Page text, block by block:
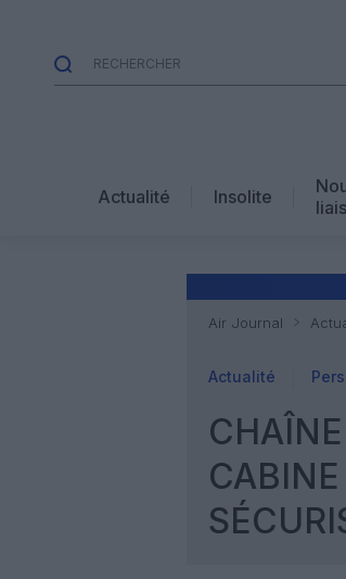
Actualité Insolite
Air Journal
Actualité